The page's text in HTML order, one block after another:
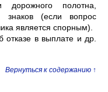
дорожного полотна,
знаков (если вопрос
является спорным).
отказе в выплате и др.
Вернуться к содержанию ↑